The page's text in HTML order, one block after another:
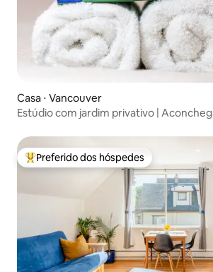
Casa ⋅ Vancouver
Estúdio com jardim privativo |
Entre os melhores preferidos dos
Preferido dos hóspedes